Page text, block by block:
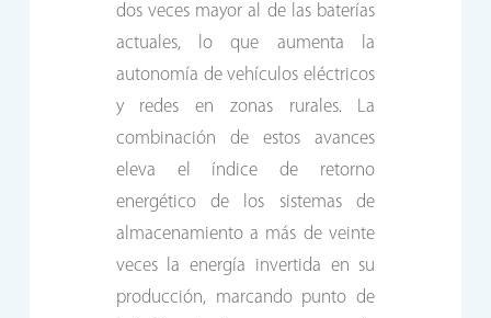
dos veces mayor al de las baterías
actuales, lo que aumenta la
autonomía de vehículos eléctricos
y redes en zonas rurales. La
combinación de estos avances
eleva el índice de retorno
energético de los sistemas de
almacenamiento a más de veinte
veces la energía invertida en su
producción, marcando punto de